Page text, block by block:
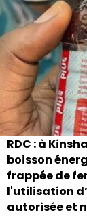
RDC : à
boisson
frappée de
l'utilisation
autorisée et